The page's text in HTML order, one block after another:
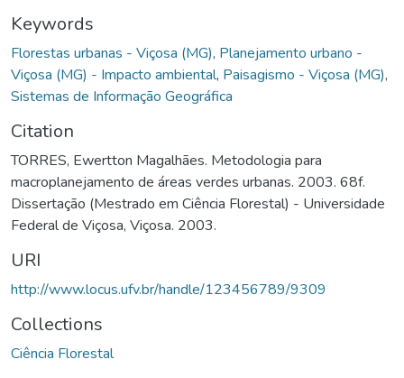
Keywords
Florestas urbanas - Viçosa (MG), Planejamento urbano -
Viçosa (MG) - Impacto ambiental, Paisagismo - Viçosa (MG),
Sistemas de Informação Geográfica
Citation
TORRES, Ewertton Magalhães. Metodologia para
macroplanejamento de áreas verdes urbanas. 2003. 68f.
Dissertação (Mestrado em Ciência Florestal) - Universidade
Federal de Viçosa, Viçosa. 2003.
URI
http://www.locus.ufv.br/handle/123456789/9309
Collections
Ciência Florestal